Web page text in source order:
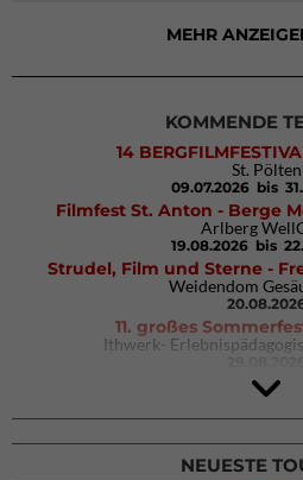
MEHR
KOMMENDE
14
St. Pölten
09.07.2026 bis
Filmfest St. Anton - Berge
Arlberg
19.08.2026 bis
Strudel, Film und Sterne -
Weidendom
11. großes
Ithwerk-
4Blocs KIDS
DAV Kletter- & Boulderzentrum
NEUESTE